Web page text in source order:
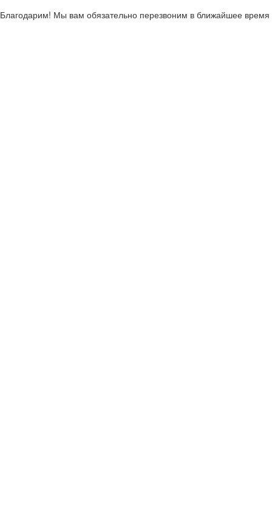
Благодарим! Мы вам обязательно перезвоним в ближайшее время